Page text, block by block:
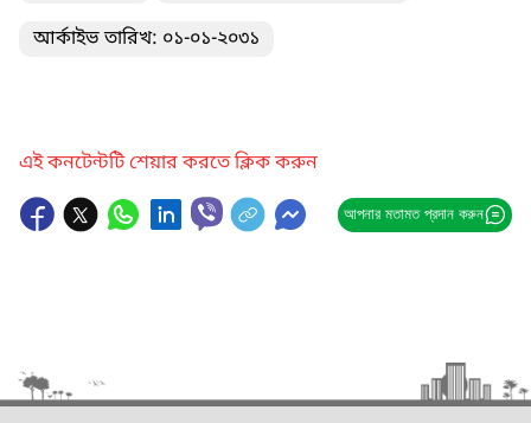
আর্কাইভ তারিখ: ০১-০১-২০৩১
এই কনটেন্টটি শেয়ার করতে ক্লিক করুন
আপনার মতামত প্রদান করুন